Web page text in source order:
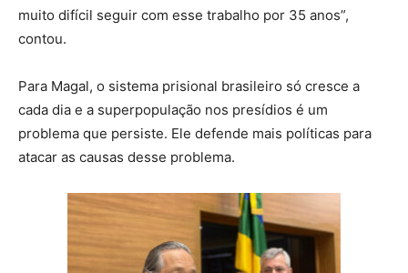
muito difícil seguir com esse trabalho por 35 anos”,
contou.
Para Magal, o sistema prisional brasileiro só cresce a
cada dia e a superpopulação nos presídios é um
problema que persiste. Ele defende mais políticas para
atacar as causas desse problema.